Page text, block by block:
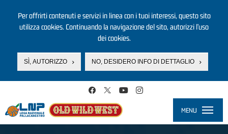
Per offrirti contenuti e servizi in linea con i tuoi interessi, questo sito
utilizza cookies. Continuando la navigazione del sito, autorizzi l’uso
dei cookies.
SÌ, AUTORIZZO NO, DESIDERO INFO DI DETTAGLIO
MENU